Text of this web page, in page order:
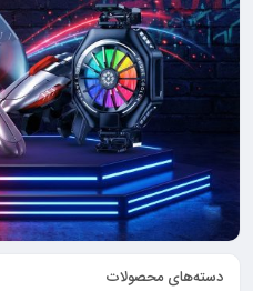
دسته‌های محصولات